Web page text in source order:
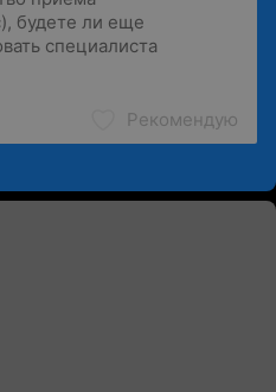
Рекомендую